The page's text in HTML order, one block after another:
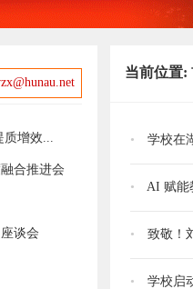
质增效...
合推进会
谈会
当前位置:
• 学校在
• AI 赋能
• 致敬！
• 学校启